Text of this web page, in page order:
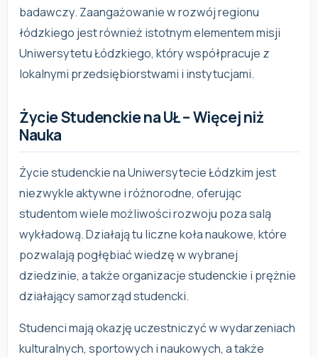
badawczy. Zaangażowanie w rozwój regionu
łódzkiego jest również istotnym elementem misji
Uniwersytetu Łódzkiego, który współpracuje z
lokalnymi przedsiębiorstwami i instytucjami.
Życie Studenckie na UŁ – Więcej niż
Nauka
Życie studenckie na Uniwersytecie Łódzkim jest
niezwykle aktywne i różnorodne, oferując
studentom wiele możliwości rozwoju poza salą
wykładową. Działają tu liczne koła naukowe, które
pozwalają pogłębiać wiedzę w wybranej
dziedzinie, a także organizacje studenckie i prężnie
działający samorząd studencki.
Studenci mają okazję uczestniczyć w wydarzeniach
kulturalnych, sportowych i naukowych, a także